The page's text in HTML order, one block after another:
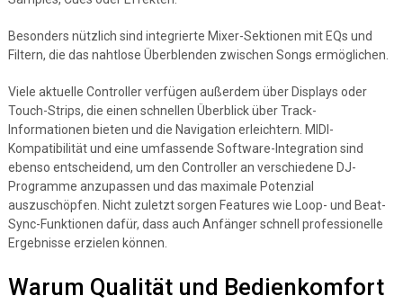
Besonders nützlich sind integrierte Mixer-Sektionen mit EQs und
Filtern, die das nahtlose Überblenden zwischen Songs ermöglichen.
Viele aktuelle Controller verfügen außerdem über Displays oder
Touch-Strips, die einen schnellen Überblick über Track-
Informationen bieten und die Navigation erleichtern. MIDI-
Kompatibilität und eine umfassende Software-Integration sind
ebenso entscheidend, um den Controller an verschiedene DJ-
Programme anzupassen und das maximale Potenzial
auszuschöpfen. Nicht zuletzt sorgen Features wie Loop- und Beat-
Sync-Funktionen dafür, dass auch Anfänger schnell professionelle
Ergebnisse erzielen können.
Warum Qualität und Bedienkomfort